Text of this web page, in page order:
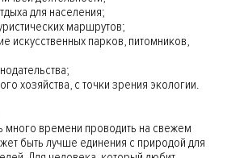
для населения;
маршрутов;
искусственных парков, питомников,
хозяйства, с точки зрения экологии.
времени проводить на свежем
быть лучше единения с природой для